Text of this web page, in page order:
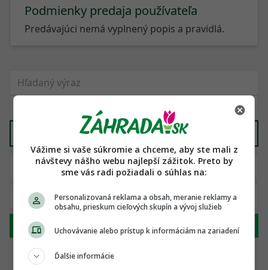
Podmienky predaja používateľa
Predávajúci nemá vyplnený popis a pravidlá.
Čerpadlá, závlahy, studne
Hľadať
Vážime si vaše súkromie a chceme, aby ste mali z
návštevy nášho webu najlepší zážitok. Preto by
sme vás radi požiadali o súhlas na:
Personalizovaná reklama a obsah, meranie reklamy a
obsahu, prieskum cieľových skupín a vývoj služieb
Uchovávanie alebo prístup k informáciám na zariadení
Ďalšie informácie